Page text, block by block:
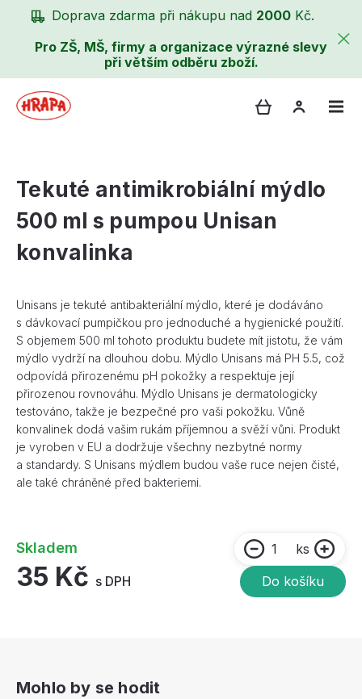
Doprava zdarma při nákupu nad 2000 Kč.
Pro ZŠ, MŠ, firmy a organizace výrazné slevy
při větším odběru zboží.
Tekuté antimikrobiální mýdlo
500 ml s pumpou Unisan
konvalinka
Unisans je tekuté antibakteriální mýdlo, které je dodáváno
s dávkovací pumpičkou pro jednoduché a hygienické použití.
S objemem 500 ml tohoto produktu budete mít jistotu, že vám
mýdlo vydrží na dlouhou dobu. Mýdlo Unisans má PH 5.5, což
odpovídá přirozenému pH pokožky a respektuje její
přirozenou rovnováhu. Mýdlo Unisans je dermatologicky
testováno, takže je bezpečné pro vaši pokožku. Vůně
konvalinek dodá vašim rukám příjemnou a svěží vůni. Produkt
je vyroben v EU a dodržuje všechny nezbytné normy
a standardy. S Unisans mýdlem budou vaše ruce nejen čisté,
ale také chráněné před bakteriemi.
Skladem
35 Kč s DPH
ks
Do košíku
Mohlo by se hodit